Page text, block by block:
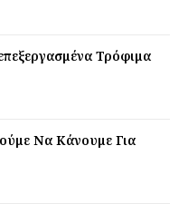
Τρόφιμα
Να Κάνουμε Για